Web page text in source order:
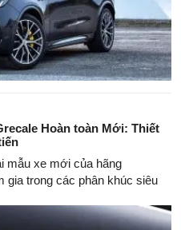
Hoàn toàn Mới: Thiết
mẫu xe mới của hãng
gia trong các phân khúc siêu